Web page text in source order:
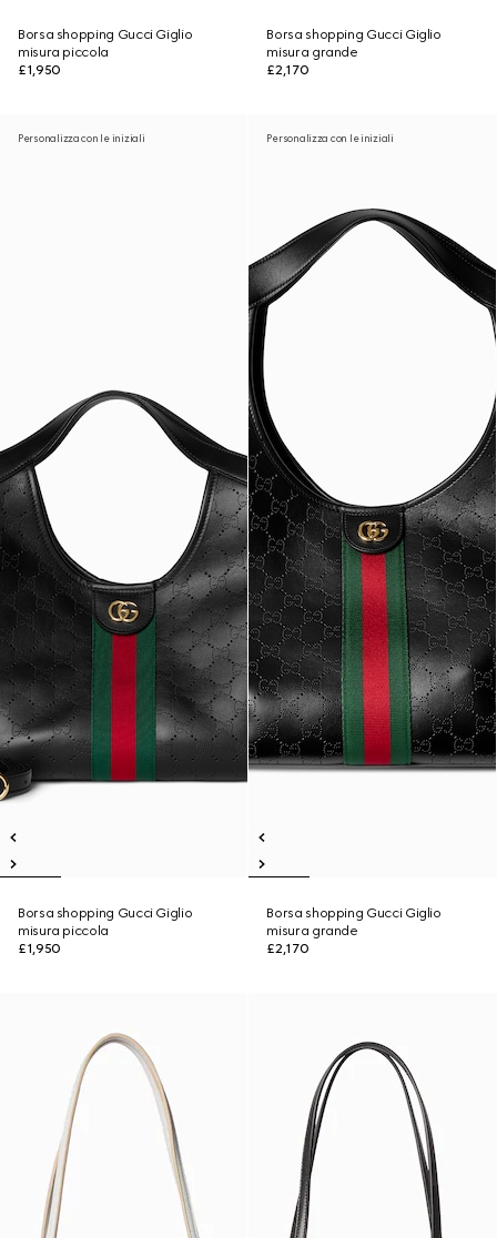
Borsa shopping Gucci Giglio
misura piccola
£1,950
Borsa shopping Gucci Giglio
misura grande
£2,170
Personalizza con le iniziali
Borsa shopping Gucci Giglio
misura piccola
£1,950
Personalizza con le iniziali
Borsa shopping Gucci Giglio
misura grande
£2,170